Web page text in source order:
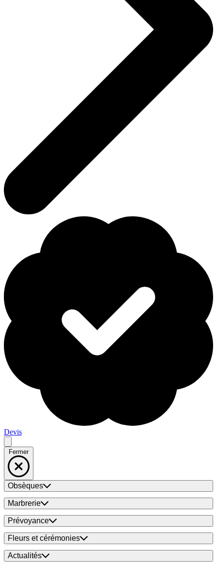
Devis
Fermer
Obsèques
Marbrerie
Prévoyance
Fleurs et cérémonies
Actualités